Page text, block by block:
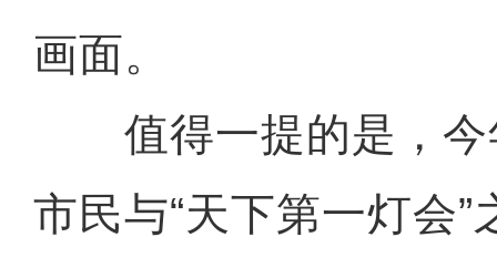
画面。
值得一提的是，今
市民与“天下第一灯会”